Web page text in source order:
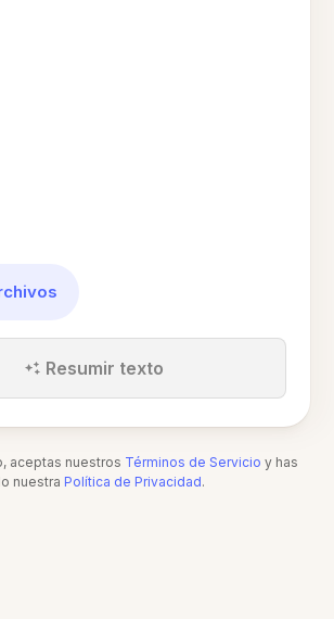
Resumir texto
aceptas nuestros Términos de Servicio y has
nuestra Política de Privacidad.